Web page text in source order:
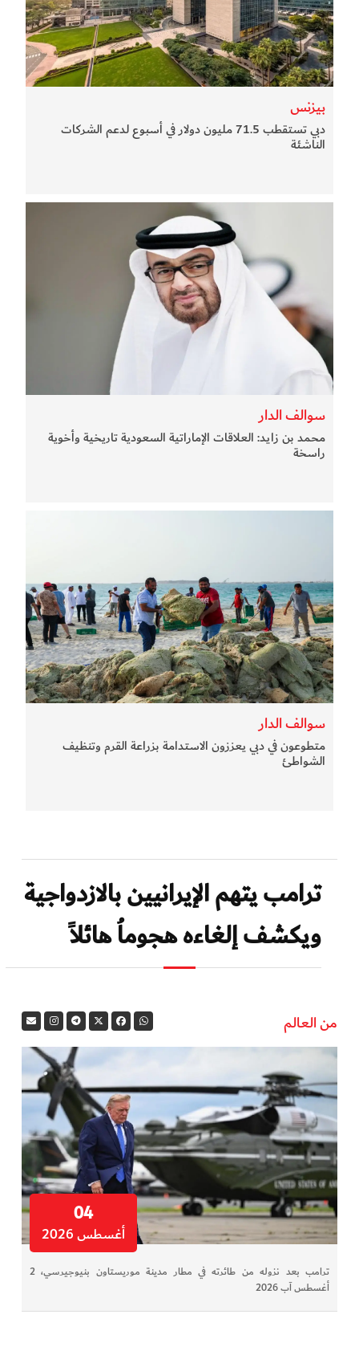
بيزنس
دبي تستقطب 71.5 مليون دولار في أسبوع لدعم الشركات
الناشئة
سوالف الدار
محمد بن زايد: العلاقات الإماراتية السعودية تاريخية وأخوية
راسخة
سوالف الدار
متطوعون في دبي يعززون الاستدامة بزراعة القرم وتنظيف
الشواطئ
ترامب يتهم الإيرانيين بالازدواجية
ويكشف إلغاءه هجوماُ هائلاً
من العالم
04
أغسطس 2026
ترامب بعد نزوله من طائرته في مطار مدينة موريستاون بنيوجيرسي، 2
أغسطس آب 2026